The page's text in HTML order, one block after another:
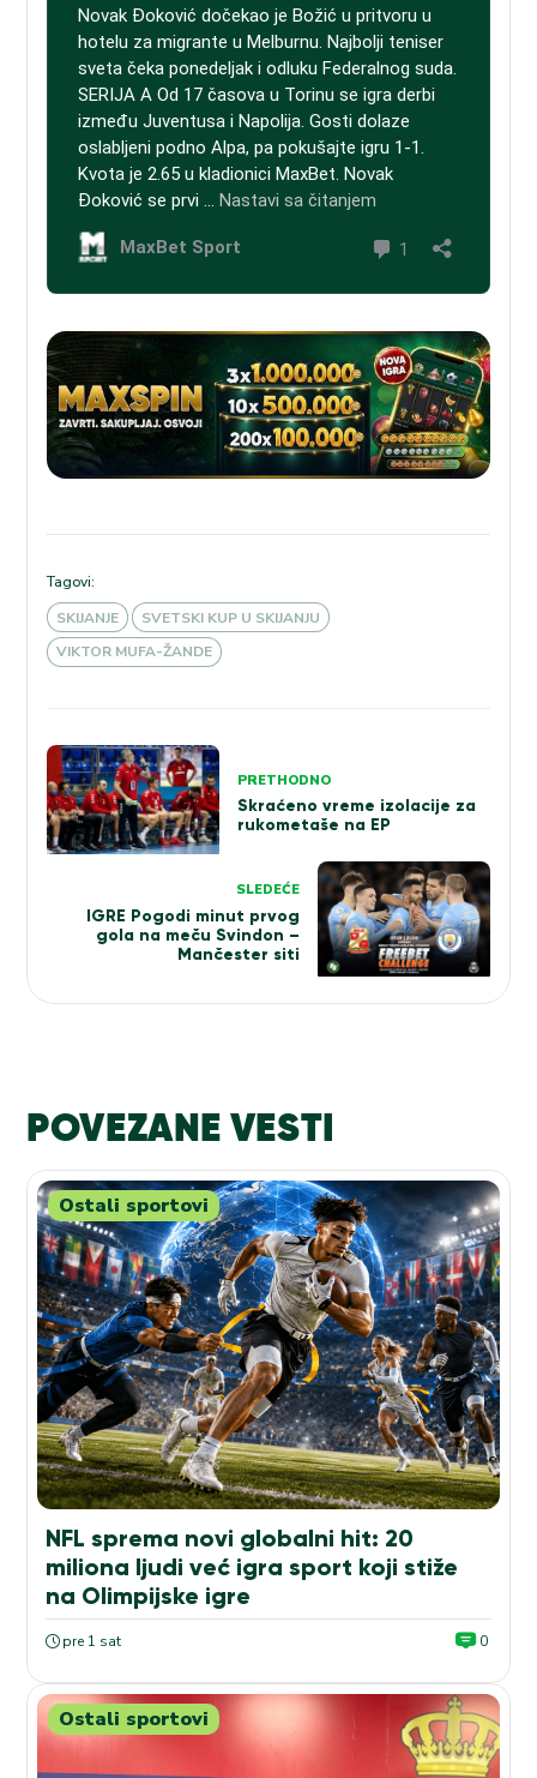
Tagovi:
SKIJANJE
SVETSKI KUP U SKIJANJU
VIKTOR MUFA-ŽANDE
Kretanje
članka
PRETHODNO
Skraćeno vreme izolacije za
rukometaše na EP
SLEDEĆE
IGRE Pogodi minut prvog
gola na meču Svindon –
Mančester siti
POVEZANE VESTI
Ostali sportovi
NFL sprema novi globalni hit: 20
miliona ljudi već igra sport koji stiže
na Olimpijske igre
pre 1 sat 0
Ostali sportovi